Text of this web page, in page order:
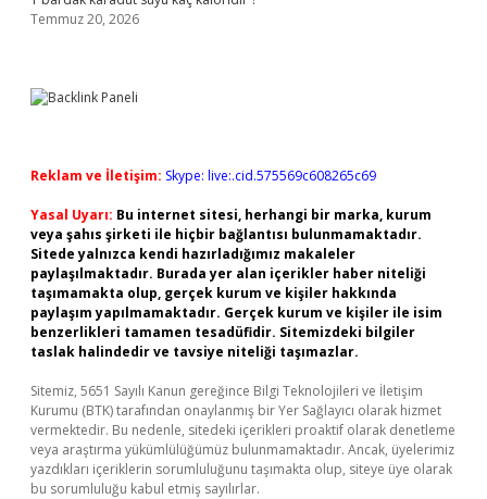
Temmuz 20, 2026
Reklam ve İletişim: Skype: live:.cid.575569c608265c69
Yasal Uyarı: Bu internet sitesi, herhangi bir marka, kurum
veya şahıs şirketi ile hiçbir bağlantısı bulunmamaktadır.
Sitede yalnızca kendi hazırladığımız makaleler
paylaşılmaktadır. Burada yer alan içerikler haber niteliği
taşımamakta olup, gerçek kurum ve kişiler hakkında
paylaşım yapılmamaktadır. Gerçek kurum ve kişiler ile isim
benzerlikleri tamamen tesadüfidir. Sitemizdeki bilgiler
taslak halindedir ve tavsiye niteliği taşımazlar.
Sitemiz, 5651 Sayılı Kanun gereğince Bilgi Teknolojileri ve İletişim
Kurumu (BTK) tarafından onaylanmış bir Yer Sağlayıcı olarak hizmet
vermektedir. Bu nedenle, sitedeki içerikleri proaktif olarak denetleme
veya araştırma yükümlülüğümüz bulunmamaktadır. Ancak, üyelerimiz
yazdıkları içeriklerin sorumluluğunu taşımakta olup, siteye üye olarak
bu sorumluluğu kabul etmiş sayılırlar.